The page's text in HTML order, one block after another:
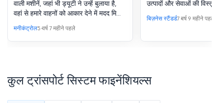
वाली मशीनें, जहां भी ड्यूटी ने उन्हें बुलाया है,
वहां से हमारे वाहनों को आकार देने में मदद मिली
है. अब समय आ गया है इन टोटल क्वार्टज़ इंजन
के सुपरस्टार के प्रयासों का जश्न मनाने का.
मनीकंट्रोल5 वर्ष 7 महीने पहले
उत्पादों और सेवाओं की
बिज़नेस स्टैंडर्ड7 वर्ष 9 महीने पहले
कुल ट्रांसपोर्ट सिस्टम फाइनेंशियल्स